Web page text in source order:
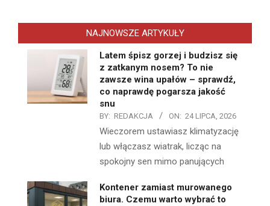
NAJNOWSZE ARTYKUŁY
Latem śpisz gorzej i budzisz się
z zatkanym nosem? To nie
zawsze wina upałów – sprawdź,
co naprawdę pogarsza jakość
snu
BY: REDAKCJA ON: 24 LIPCA, 2026
Wieczorem ustawiasz klimatyzację
lub włączasz wiatrak, licząc na
spokojny sen mimo panujących
Kontener zamiast murowanego
biura. Czemu warto wybrać to